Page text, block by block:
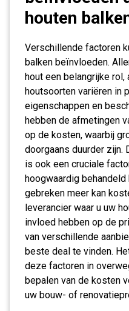
houten
Verschillende factoren
balken beïnvloeden.
hout een belangrijke
houtsoorten variëren in
eigenschappen en
hebben de afmetingen
op de kosten, waarbij
doorgaans duurder zijn.
is ook een cruciale
hoogwaardig
gebreken meer kan
leverancier waar u uw
invloed hebben op de
van verschillende
beste deal te vinden.
deze factoren in
bepalen van de kosten
uw bouw- of